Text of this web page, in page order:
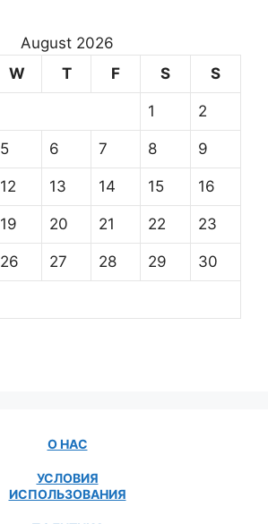
August 2026
W T F S S
1 2
5 6 7 8 9
12 13 14 15 16
19 20 21 22 23
26 27 28 29 30
О НАС
УСЛОВИЯ
ИСПОЛЬЗОВАНИЯ